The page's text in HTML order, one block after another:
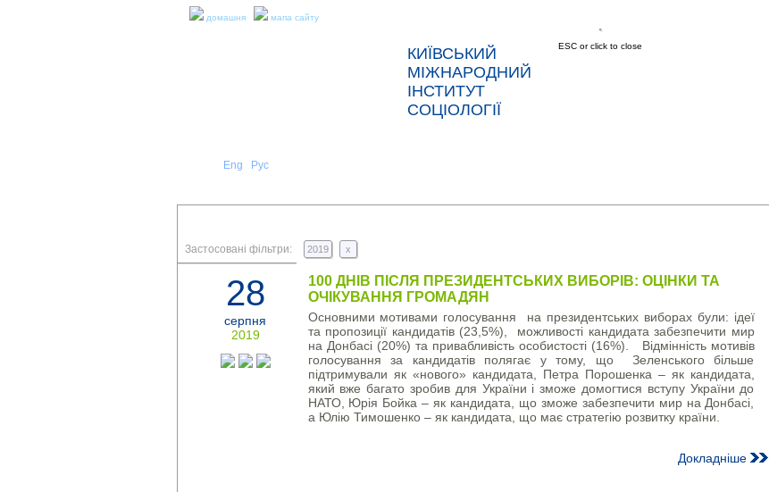
домашня мапа сайту
КИЇВСЬКИЙ
МІЖНАРОДНИЙ
ІНСТИТУТ
СОЦІОЛОГІЇ
Eng Рус
ESC or click to close
Застосовані фільтри: 2019 x
28
серпня
2019
100 ДНІВ ПІСЛЯ ПРЕЗИДЕНТСЬКИХ ВИБОРІВ: ОЦІНКИ ТА
ОЧІКУВАННЯ ГРОМАДЯН
Основними мотивами голосування на президентських виборах були: ідеї
та пропозиції кандидатів (23,5%), можливості кандидата забезпечити мир
на Донбасі (20%) та привабливість особистості (16%). Відмінність мотивів
голосування за кандидатів полягає у тому, що Зеленського більше
підтримували як «нового» кандидата, Петра Порошенка – як кандидата,
який вже багато зробив для України і зможе домогтися вступу України до
НАТО, Юрія Бойка – як кандидата, що зможе забезпечити мир на Донбасі,
а Юлію Тимошенко – як кандидата, що має стратегію розвитку країни.
Докладніше